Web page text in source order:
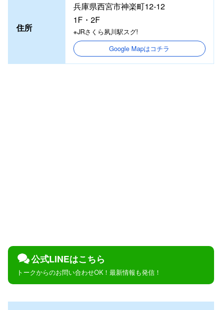
住所
兵庫県西宮市神楽町12-12
1F・2F
※JRさくら夙川駅スグ!
Google Mapはコチラ
公式LINEはこちら
トークからのお問い合わせOK！最新情報も発信！